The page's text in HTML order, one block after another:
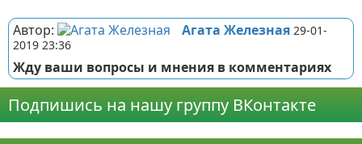
Автор: Агата Железная 29-01-
2019 23:36
Жду ваши вопросы и мнения в комментариях
Подпишись на нашу группу ВКонтакте